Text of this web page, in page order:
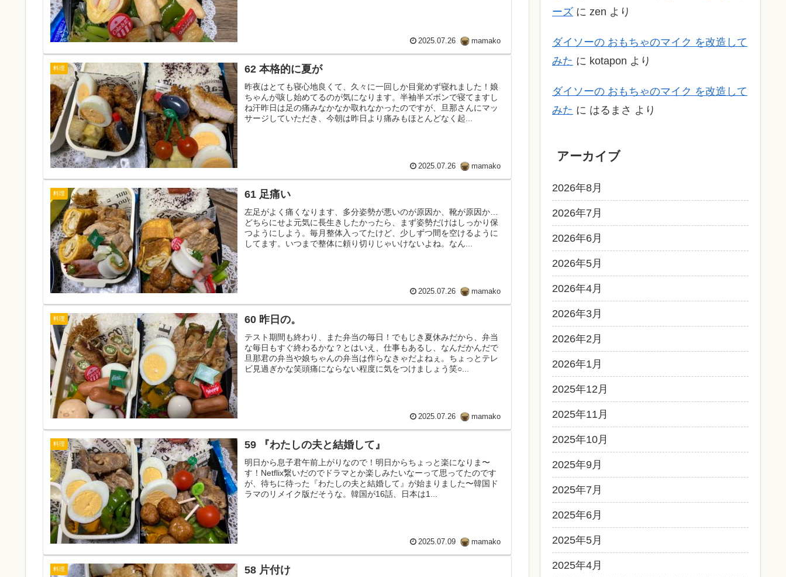
2025.07.26 mamako
料理 62 本格的に夏が
昨夜はとても寝心地良くて、久々に一回しか目覚めず寝れました！娘
ちゃんが咳し始めてるのが気になります。半袖半ズボンで寝てますし
ね汗昨日は足の痛みなかなか取れなかったのですが、旦那さんにマッ
サージしていただき、今朝は昨日より痛みもほとんどなく起...
2025.07.26 mamako
料理 61 足痛い
左足がよく痛くなります、多分姿勢が悪いのが原因か、靴が原因か…
どちらにせよ元気に長生きしたかったら、まず姿勢だけはしっかり保
つようにしよう。毎月整体入ってたけど、少しずつ間を空けるように
してます。いつまで整体に頼り切りじゃいけないよね。なん...
2025.07.26 mamako
料理 60 昨日の。
テスト期間も終わり、また弁当の毎日！でもじき夏休みだから、弁当
な毎日もすぐ終わるかな？とはいえ、仕事もあるし、なんだかんだで
旦那君の弁当や娘ちゃんの弁当は作らなきゃだよねぇ。ちょっとテレ
ビ見過ぎかな笑頭痛にならない程度に気をつけましょう笑○...
2025.07.26 mamako
料理 59 『わたしの夫と結婚して』
明日から息子君午前上がりなので！明日からちょっと楽になりま〜
す！Netflix繋いだのでドラマとか楽しみたいなーって思ってたのです
が、待ちに待った『わたしの夫と結婚して』が始まりました〜韓国ド
ラマのリメイク版だそうな。韓国が16話、日本は1...
2025.07.09 mamako
料理 58 片付け
ーズ に zen より
ダイソーの おもちゃのマイク を改造して
みた に kotapon より
ダイソーの おもちゃのマイク を改造して
みた に はるまさ より
アーカイブ
2026年8月
2026年7月
2026年6月
2026年5月
2026年4月
2026年3月
2026年2月
2026年1月
2025年12月
2025年11月
2025年10月
2025年9月
2025年7月
2025年6月
2025年5月
2025年4月